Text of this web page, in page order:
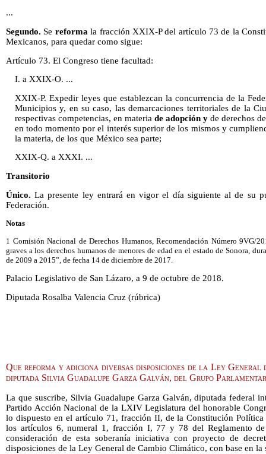
...
Segundo. Se reforma la fracción XXIX-P del artículo 73 de la
Mexicanos, para quedar como sigue:
Artículo 73. El Congreso tiene facultad:
I. a XXIX-O. ...
XXIX-P. Expedir leyes que establezcan la concurrencia de la
Municipios y, en su caso, las demarcaciones territoriales de la
respectivas competencias, en materia de adopción yde derechos
en todo momento por el interés superior de los mismos y
la materia, de los que México sea parte;
XXIX-Q. a XXXI. ...
Transitorio
Único. La presente ley entrará en vigor el día siguiente al de su
Federación.
Notas
1 Comisión Nacional de Derechos Humanos, Recomendación Número 9VG/
graves a los derechos humanos de menores de edad en el estado de Sonora,
de 2009 a 2015”, de fecha 14 de diciembre de 2017.
Palacio Legislativo de San Lázaro, a 9 de octubre de 2018.
Diputada Rosalba Valencia Cruz (rúbrica)
Que reforma y adiciona diversas disposiciones de la Ley
diputada Silvia Guadalupe Garza Galván, del Grupo
La que suscribe, Silvia Guadalupe Garza Galván, diputada federal
Partido Acción Nacional de la LXIV Legislatura del honorable
lo dispuesto en el artículo 71, fracción II, de la Constitución
los artículos 6, numeral 1, fracción I, 77 y 78 del Reglamento
consideración de esta soberanía iniciativa con proyecto de
disposiciones de la Ley General de Cambio Climático, con base en la